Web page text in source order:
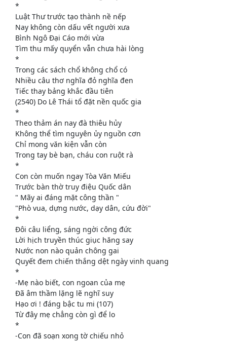
*
Luật Thư trước tạo thành nề nếp
Nay không còn dấu vết người xưa
Bình Ngô Đại Cáo mới vừa
Tìm thu mấy quyển vẫn chưa hài lòng
*
Trong các sách chổ không chổ có
Nhiều câu thơ nghĩa đỏ nghĩa đen
Tiếc thay bảng khắc đầu tiên
(2540) Do Lê Thái tổ đặt nền quốc gia
*
Theo thảm án nay đà thiêu hủy
Không thể tìm nguyên ủy nguồn cơn
Chỉ mong văn kiện vẫn còn
Trong tay bè bạn, cháu con ruột rà
*
Con còn muốn ngay Tòa Văn Miếu
Trước bàn thờ truy điệu Quốc dân
" Mãy ai đáng mặt công thần "
"Phò vua, dựng nước, dạy dân, cứu đời"
*
Đôi câu liểng, sáng ngời công đức
Lời hịch truyền thúc giục hăng say
Nước non nào quản chông gai
Quyết đem chiến thắng dệt ngày vinh quang
*
-Mẹ nào biết, con ngoan của mẹ
Đã âm thầm lặng lẽ nghĩ suy
Hạo ơi ! đáng bậc tu mi (107)
Từ đây mẹ chẳng còn gì để lo
*
-Con đã soạn xong tờ chiếu nhỏ